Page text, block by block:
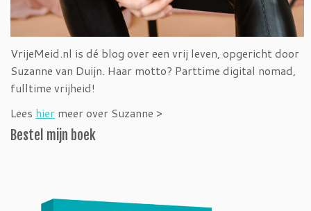
VrijeMeid.nl is dé blog over een vrij leven, opgericht door
Suzanne van Duijn. Haar motto? Parttime digital nomad,
fulltime vrijheid!
Lees hier meer over Suzanne >
Bestel mijn boek